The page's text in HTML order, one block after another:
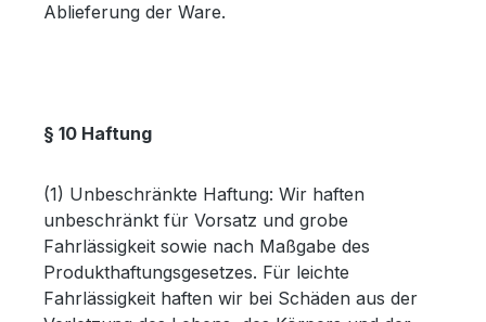
Ablieferung der Ware.
§ 10 Haftung
(1) Unbeschränkte Haftung: Wir haften
unbeschränkt für Vorsatz und grobe
Fahrlässigkeit sowie nach Maßgabe des
Produkthaftungsgesetzes. Für leichte
Fahrlässigkeit haften wir bei Schäden aus der